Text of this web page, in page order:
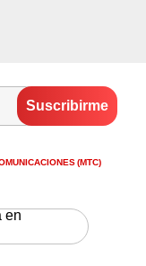
(MTC)
en